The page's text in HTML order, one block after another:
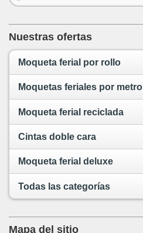
Nuestras ofertas
Moqueta ferial por rollo
Moquetas feriales por metro
Moqueta ferial reciclada
Cintas doble cara
Moqueta ferial deluxe
Todas las categorías
Mapa del sitio